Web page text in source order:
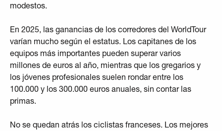
modestos.
En 2025, las ganancias de los corredores del WorldTour
varían mucho según el estatus. Los capitanes de los
equipos más importantes pueden superar varios
millones de euros al año, mientras que los gregarios y
los jóvenes profesionales suelen rondar entre los
100.000 y los 300.000 euros anuales, sin contar las
primas.
No se quedan atrás los ciclistas franceses. Los mejores